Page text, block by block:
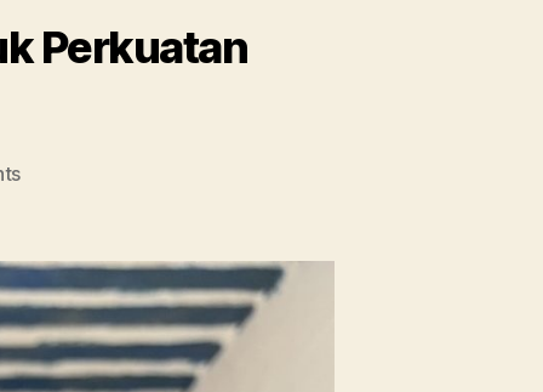
Perkuatan
on
Test
CFRP:
Menguji
Adhesi
untuk